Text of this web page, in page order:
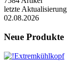
letzte Aktualisierung
02.08.2026
Neue Produkte